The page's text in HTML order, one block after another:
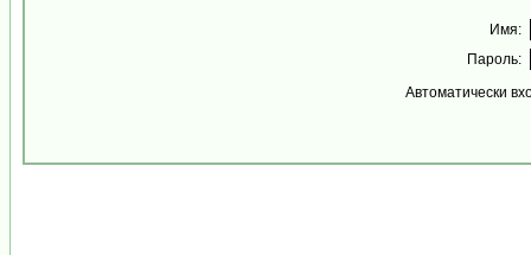
Имя:
Пароль:
Автоматически